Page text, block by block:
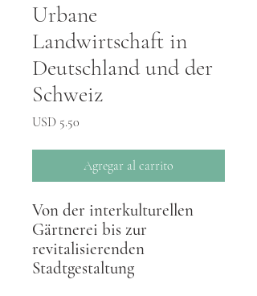
Urbane
Landwirtschaft in
Deutschland und der
Schweiz
USD 5.50
Agregar al carrito
Von der interkulturellen
Gärtnerei bis zur
revitalisierenden
Stadtgestaltung